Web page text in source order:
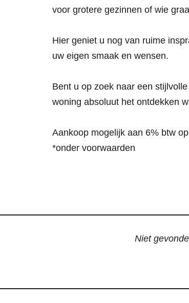
voor grotere gezinnen of wie
Hier geniet u nog van ruime
uw eigen smaak en wensen.
Bent u op zoek naar een
woning absoluut het ontdekken
Aankoop mogelijk aan 6% btw
*onder voorwaarden
Niet